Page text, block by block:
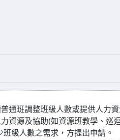
通班調整班級人數或提供人力資
資源及協助(如資源班教學、巡
級人數之需求，方提出申請。